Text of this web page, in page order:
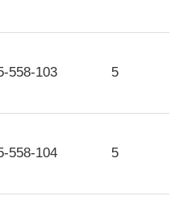
558-103 5
558-104 5